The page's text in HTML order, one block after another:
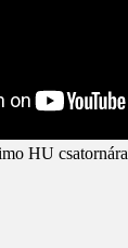
HU csatornára